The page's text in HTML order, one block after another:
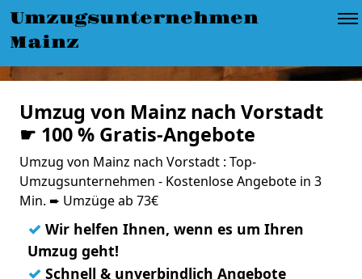
Umzugsunternehmen
Mainz
Umzug von Mainz nach Vorstadt
☛ 100 % Gratis-Angebote
Umzug von Mainz nach Vorstadt : Top-
Umzugsunternehmen - Kostenlose Angebote in 3
Min. ➨ Umzüge ab 73€
✓ Wir helfen Ihnen, wenn es um Ihren
Umzug geht!
✓ Schnell & unverbindlich Angebote